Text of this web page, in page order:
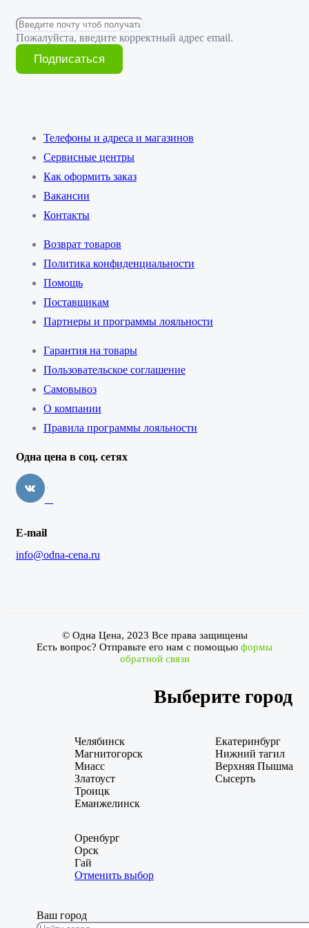
Пожалуйста, введите корректный адрес email.
Подписаться
Телефоны и адреса и магазинов
Сервисные центры
Как оформить заказ
Вакансии
Контакты
Возврат товаров
Политика конфиденциальности
Помощь
Поставщикам
Партнеры и программы лояльности
Гарантия на товары
Пользовательское соглашение
Самовывоз
О компании
Правила программы лояльности
Одна цена в соц. сетях
E-mail
info@odna-cena.ru
© Одна Цена, 2023 Все права защищены
Есть вопрос? Отправьте его нам с помощью формы
обратной связи
Выберите город
Челябинск
Магнитогорск
Миасс
Златоуст
Троицк
Еманжелинск
Екатеринбург
Нижний тагил
Верхняя Пышма
Сысерть
Оренбург
Орск
Гай
Отменить выбор
Ваш город